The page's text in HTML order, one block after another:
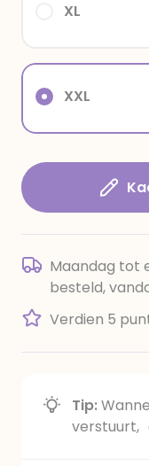
XXL
XL
Maandag tot
besteld,
Verdien 5
Tip:
verstuurt,